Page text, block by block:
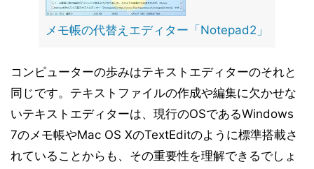
メモ帳の代替えエディター「Notepad2」
コンピューターの歩みはテキストエディターのそれと
同じです。テキストファイルの作成や編集に欠かせな
いテキストエディターは、現行のOSであるWindows
7のメモ帳やMac OS XのTextEditのように標準搭載さ
れていることからも、その重要性を理解できるでしょ